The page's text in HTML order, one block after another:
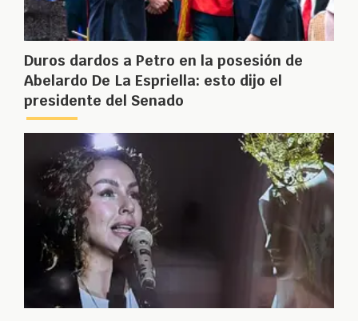
Duros dardos a Petro en la posesión de
Abelardo De La Espriella: esto dijo el
presidente del Senado